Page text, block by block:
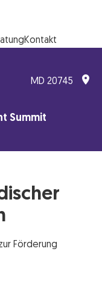
mbH SFG Logo
Kontakt
Summit
MD 20745
Förderung